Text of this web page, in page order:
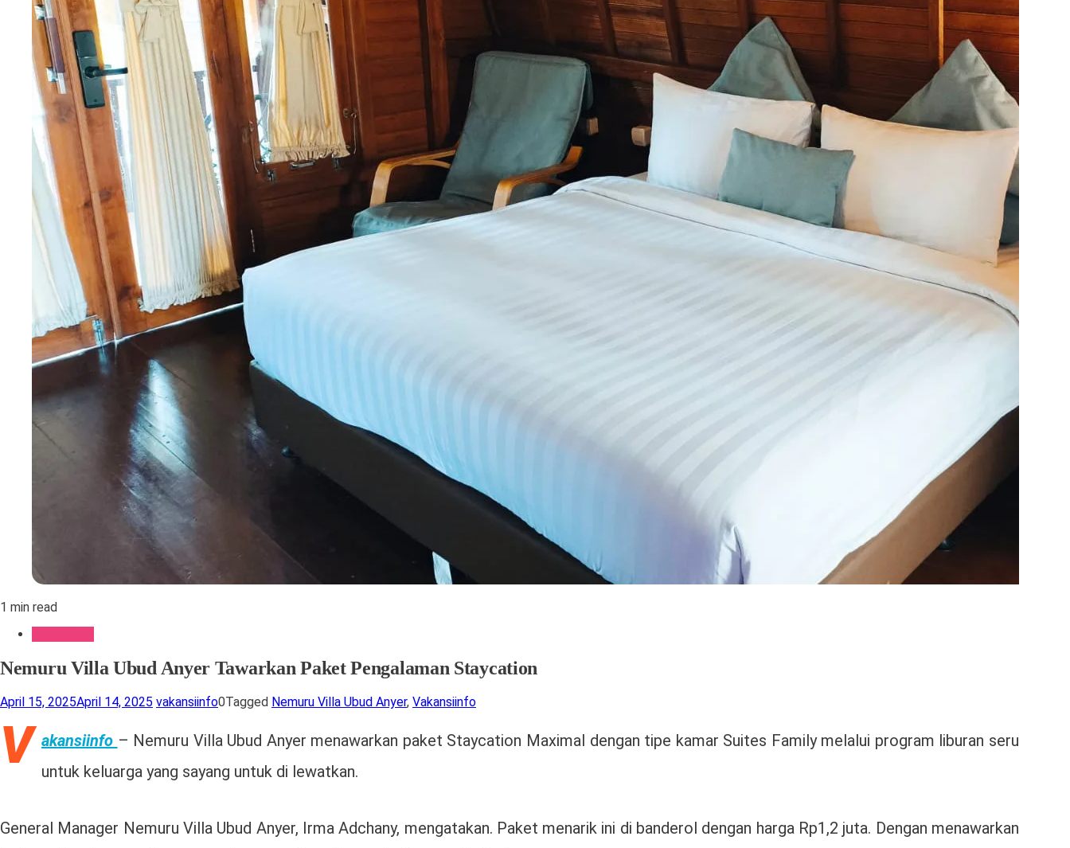
1 min read
Nemuru Villa Ubud Anyer Tawarkan Paket Pengalaman Staycation
April 15, 2025April 14, 2025 vakansiinfo0Tagged Nemuru Villa Ubud Anyer, Vakansiinfo
V akansiinfo – Nemuru Villa Ubud Anyer menawarkan paket Staycation Maximal dengan tipe kamar Suites Family melalui program liburan seru
untuk keluarga yang sayang untuk di lewatkan.
General Manager Nemuru Villa Ubud Anyer, Irma Adchany, mengatakan. Paket menarik ini di banderol dengan harga Rp1,2 juta. Dengan menawarkan